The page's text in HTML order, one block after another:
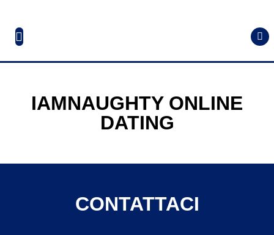
IAMNAUGHTY ONLINE
DATING
CONTATTACI